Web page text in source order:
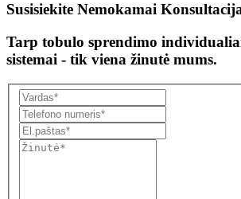
Susisiekite Nemokamai
Tarp tobulo sprendimo
sistemai - tik viena žinutė mums.